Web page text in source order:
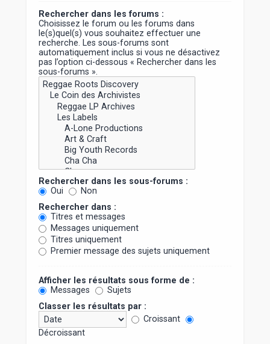
Rechercher dans les forums :
Choisissez le forum ou les forums dans
le(s)quel(s) vous souhaitez effectuer une
recherche. Les sous-forums sont
automatiquement inclus si vous ne désactivez
pas l’option ci-dessous « Rechercher dans les
sous-forums ».
Rechercher dans les sous-forums :
Oui
Non
Rechercher dans :
Titres et messages
Messages uniquement
Titres uniquement
Premier message des sujets uniquement
Afficher les résultats sous forme de :
Messages
Sujets
Classer les résultats par :
Croissant
Décroissant